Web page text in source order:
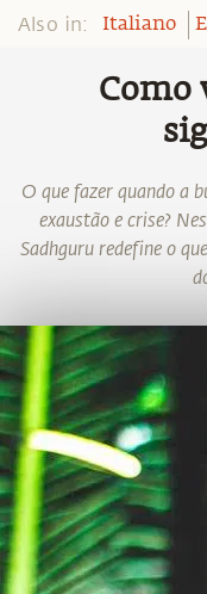
Also in: Italiano
Como
O que fazer quando a
exaustão e crise?
Sadhguru redefine o